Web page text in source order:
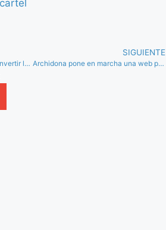
Iniciada la cuarta fase para convertir la Plaza de Abastos de Campillos en un espacio de ocio gastronómico
SIGUIENTE
Archidona pone en marcha una web para dar visibilidad a las empresas locales